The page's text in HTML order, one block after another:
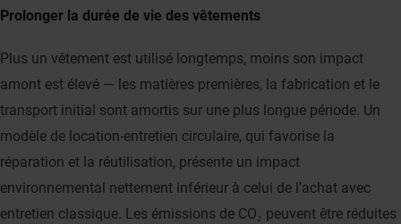
Prolonger la durée de vie des vêtements
Plus un vêtement est utilisé longtemps, moins son impact
amont est élevé — les matières premières, la fabrication et le
transport initial sont amortis sur une plus longue période. Un
modèle de location-entretien circulaire, qui favorise la
réparation et la réutilisation, présente un impact
environnemental nettement inférieur à celui de l’achat avec
entretien classique. Les émissions de CO₂ peuvent être réduites